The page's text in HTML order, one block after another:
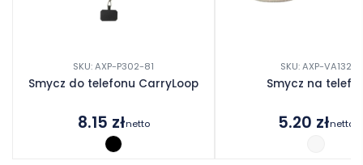
SKU: AXP-P302-81
Smycz do telefonu CarryLoop
8.15 złnetto
SKU: AXP-VA132
Smycz na
5.20 złnetto